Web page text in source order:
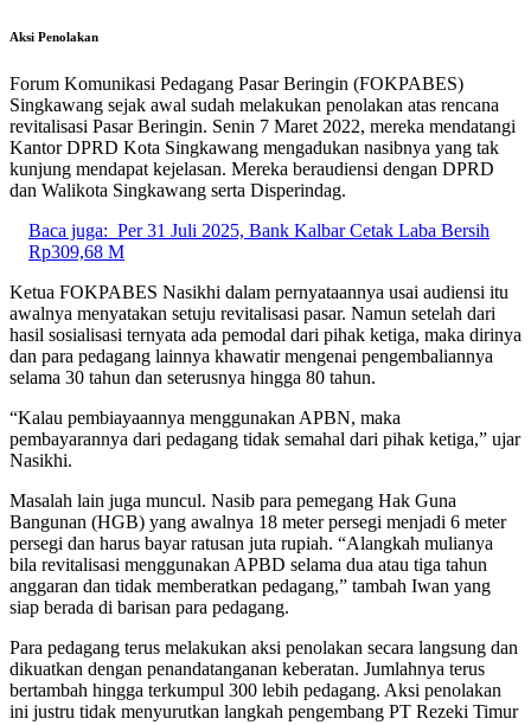
Aksi Penolakan
Forum Komunikasi Pedagang Pasar Beringin (FOKPABES)
Singkawang sejak awal sudah melakukan penolakan atas rencana
revitalisasi Pasar Beringin. Senin 7 Maret 2022, mereka mendatangi
Kantor DPRD Kota Singkawang mengadukan nasibnya yang tak
kunjung mendapat kejelasan. Mereka beraudiensi dengan DPRD
dan Walikota Singkawang serta Disperindag.
Baca juga: Per 31 Juli 2025, Bank Kalbar Cetak Laba Bersih
Rp309,68 M
Ketua FOKPABES Nasikhi dalam pernyataannya usai audiensi itu
awalnya menyatakan setuju revitalisasi pasar. Namun setelah dari
hasil sosialisasi ternyata ada pemodal dari pihak ketiga, maka dirinya
dan para pedagang lainnya khawatir mengenai pengembaliannya
selama 30 tahun dan seterusnya hingga 80 tahun.
“Kalau pembiayaannya menggunakan APBN, maka
pembayarannya dari pedagang tidak semahal dari pihak ketiga,” ujar
Nasikhi.
Masalah lain juga muncul. Nasib para pemegang Hak Guna
Bangunan (HGB) yang awalnya 18 meter persegi menjadi 6 meter
persegi dan harus bayar ratusan juta rupiah. “Alangkah mulianya
bila revitalisasi menggunakan APBD selama dua atau tiga tahun
anggaran dan tidak memberatkan pedagang,” tambah Iwan yang
siap berada di barisan para pedagang.
Para pedagang terus melakukan aksi penolakan secara langsung dan
dikuatkan dengan penandatanganan keberatan. Jumlahnya terus
bertambah hingga terkumpul 300 lebih pedagang. Aksi penolakan
ini justru tidak menyurutkan langkah pengembang PT Rezeki Timur